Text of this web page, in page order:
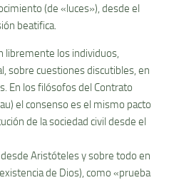
(de «luces»), desde el
beatifica.
libremente los individuos,
sobre cuestiones discutibles, en
En los filósofos del Contrato
el consenso es el mismo pacto
de la sociedad civil desde el
Aristóteles y sobre todo en
de Dios), como «prueba